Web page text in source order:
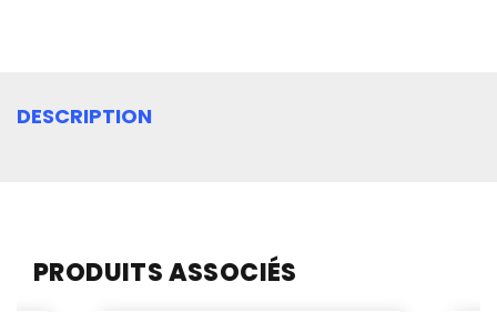
DESCRIPTION
PRODUITS ASSOCIÉS